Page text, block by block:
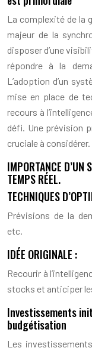
La complexité de la
majeur de la
disposer d’une
répondre à la
L’adoption d’un
mise en place de
recours à
défi. Une prévision
cruciale à considérer.
IMPORTANCE D’UN
TEMPS RÉEL.
TECHNIQUES
Prévisions de la
etc.
IDÉE ORIGINALE :
Recourir à
stocks et anticiper
Investissements
budgétisation
Les